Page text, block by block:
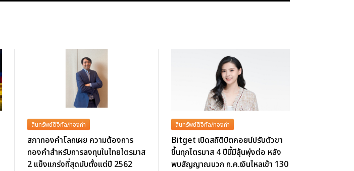
สินทรัพย์ดิจิทัล/ทองคำ
สภาทองคำโลกเผย ความต้องการ
ทองคำสำหรับการลงทุนในไทยไตรมาส
2 แข็งแกร่งที่สุดนับตั้งแต่ปี 2562
สินทรัพย์ดิจิทัล/ทองคำ
Bitget เปิดสถิติบิตคอยน์ปรับตัวขา
ขึ้นทุกไตรมาส 4 ปีนี้มีลุ้นพุ่งต่อ หลัง
พบสัญญาณบวก ก.ค.เงินไหลเข้า 130